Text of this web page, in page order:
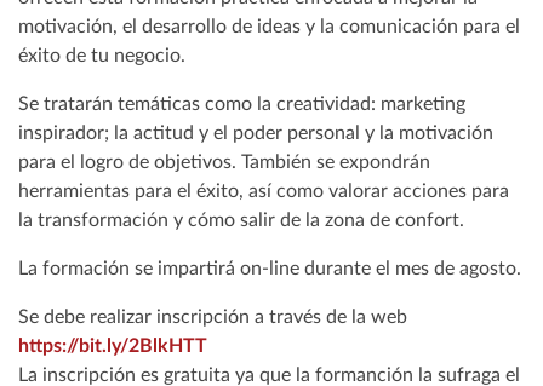
motivación, el desarrollo de ideas y la comunicación para el
éxito de tu negocio.
Se tratarán temáticas como la creatividad: marketing
inspirador; la actitud y el poder personal y la motivación
para el logro de objetivos. También se expondrán
herramientas para el éxito, así como valorar acciones para
la transformación y cómo salir de la zona de confort.
La formación se impartirá on-line durante el mes de agosto.
Se debe realizar inscripción a través de la web
https://bit.ly/2BlkHTT
La inscripción es gratuita ya que la formanción la sufraga el